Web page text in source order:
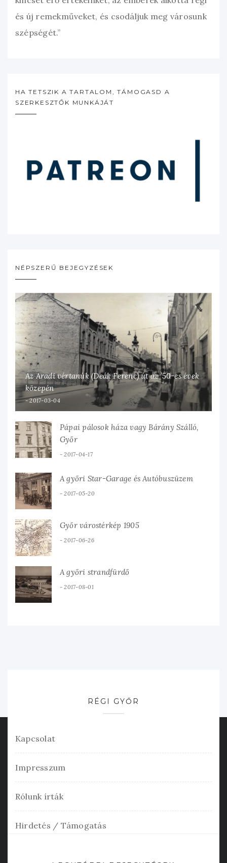
és új remekműveket, és csodáljuk meg városunk
szépségét.”
HA TETSZIK A TARTALOM, TÁMOGASD A
SZERKESZTŐK MUNKÁJÁT
NÉPSZERŰ BEJEGYZÉSEK
Az Aradi vértanúk (Deák Ferenc) út az ’50-es évek
közepén
2017-03-04
Pápai pálosok háza vagy Bárány Szálló,
Győr
2017-04-17
A győri Star-Garage és Autóbuszüzem
2017-05-20
Győr várostérkép 1905
2017-06-26
A győri strandfürdő
2017-08-01
RÉGI GYŐR
Kapcsolat
Impresszum
Rólunk írták
Hirdetés / Támogatás